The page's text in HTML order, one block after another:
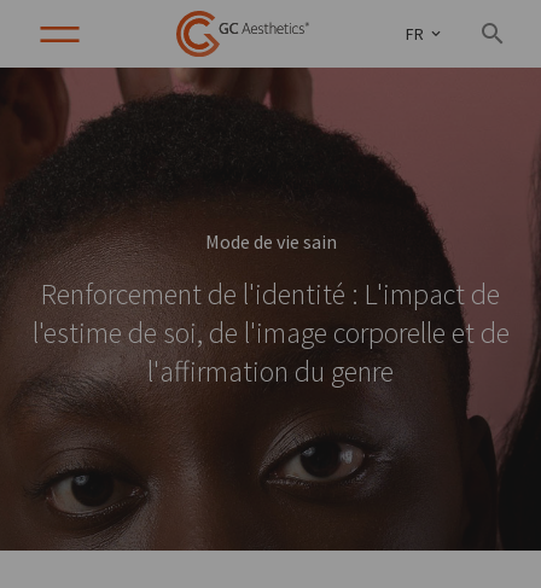
FR
Mode de vie sain
Renforcement de l'identité : L'impact de
l'estime de soi, de l'image corporelle et de
l'affirmation du genre